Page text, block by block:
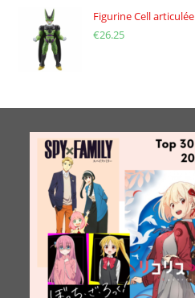
Figurine Cell articulée
€26.25